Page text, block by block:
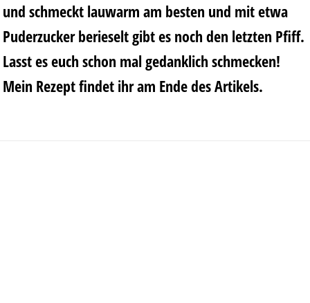
und schmeckt lauwarm am besten und mit etwa
Puderzucker berieselt gibt es noch den letzten Pfiff.
Lasst es euch schon mal gedanklich schmecken!
Mein Rezept findet ihr am Ende des Artikels.